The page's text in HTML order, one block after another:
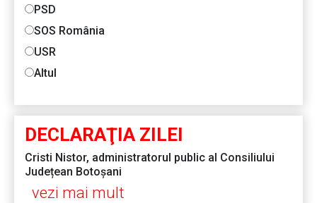
PSD
SOS România
USR
Altul
DECLARAŢIA ZILEI
Cristi Nistor, administratorul public al Consiliului
Județean Botoșani
vezi mai mult